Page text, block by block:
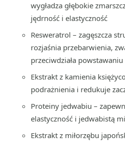
wygładza głębokie
jędrność i elastyczność
Resweratrol – zagęszcza
rozjaśnia przebarwienia,
przeciwdziała
Ekstrakt z kamienia
podrażnienia i redukuje
Proteiny jedwabiu –
elastyczność i jedwabistą
Ekstrakt z miłorzębu